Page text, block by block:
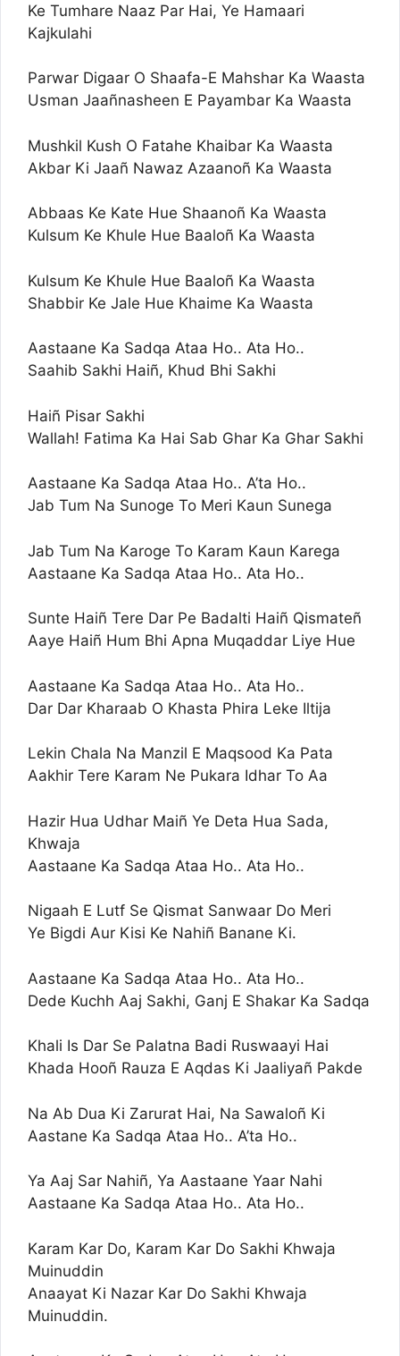
Ke Tumhare Naaz Par Hai, Ye Hamaari
Kajkulahi
Parwar Digaar O Shaafa-E Mahshar Ka Waasta
Usman Jaañnasheen E Payambar Ka Waasta
Mushkil Kush O Fatahe Khaibar Ka Waasta
Akbar Ki Jaañ Nawaz Azaanoñ Ka Waasta
Abbaas Ke Kate Hue Shaanoñ Ka Waasta
Kulsum Ke Khule Hue Baaloñ Ka Waasta
Kulsum Ke Khule Hue Baaloñ Ka Waasta
Shabbir Ke Jale Hue Khaime Ka Waasta
Aastaane Ka Sadqa Ataa Ho.. Ata Ho..
Saahib Sakhi Haiñ, Khud Bhi Sakhi
Haiñ Pisar Sakhi
Wallah! Fatima Ka Hai Sab Ghar Ka Ghar Sakhi
Aastaane Ka Sadqa Ataa Ho.. A’ta Ho..
Jab Tum Na Sunoge To Meri Kaun Sunega
Jab Tum Na Karoge To Karam Kaun Karega
Aastaane Ka Sadqa Ataa Ho.. Ata Ho..
Sunte Haiñ Tere Dar Pe Badalti Haiñ Qismateñ
Aaye Haiñ Hum Bhi Apna Muqaddar Liye Hue
Aastaane Ka Sadqa Ataa Ho.. Ata Ho..
Dar Dar Kharaab O Khasta Phira Leke Iltija
Lekin Chala Na Manzil E Maqsood Ka Pata
Aakhir Tere Karam Ne Pukara Idhar To Aa
Hazir Hua Udhar Maiñ Ye Deta Hua Sada,
Khwaja
Aastaane Ka Sadqa Ataa Ho.. Ata Ho..
Nigaah E Lutf Se Qismat Sanwaar Do Meri
Ye Bigdi Aur Kisi Ke Nahiñ Banane Ki.
Aastaane Ka Sadqa Ataa Ho.. Ata Ho..
Dede Kuchh Aaj Sakhi, Ganj E Shakar Ka Sadqa
Khali Is Dar Se Palatna Badi Ruswaayi Hai
Khada Hooñ Rauza E Aqdas Ki Jaaliyañ Pakde
Na Ab Dua Ki Zarurat Hai, Na Sawaloñ Ki
Aastane Ka Sadqa Ataa Ho.. A’ta Ho..
Ya Aaj Sar Nahiñ, Ya Aastaane Yaar Nahi
Aastaane Ka Sadqa Ataa Ho.. Ata Ho..
Karam Kar Do, Karam Kar Do Sakhi Khwaja
Muinuddin
Anaayat Ki Nazar Kar Do Sakhi Khwaja
Muinuddin.